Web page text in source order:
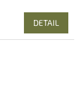
DETAIL